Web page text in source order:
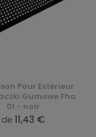
Pour Extérieur
Gumowe Fha
01 - noir
de 11,43 €